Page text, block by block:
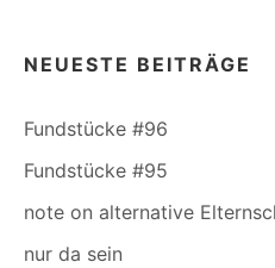
NEUESTE BEITRÄGE
Fundstücke #96
Fundstücke #95
note on alternative
nur da sein